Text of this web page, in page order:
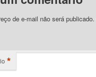
de e-mail não será publicado.
*